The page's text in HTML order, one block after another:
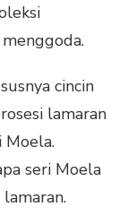
cincin
lamaran
Moela.
seri Moela